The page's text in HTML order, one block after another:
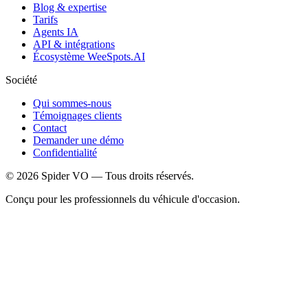
Blog & expertise
Tarifs
Agents IA
API & intégrations
Écosystème WeeSpots.AI
Société
Qui sommes-nous
Témoignages clients
Contact
Demander une démo
Confidentialité
© 2026 Spider VO — Tous droits réservés.
Conçu pour les professionnels du véhicule d'occasion.